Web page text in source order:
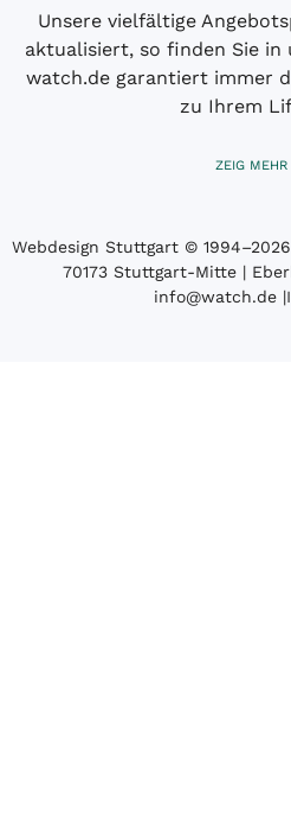
Unsere vielfältige
aktualisiert, so finden Sie
watch.de garantiert immer
zu Ihrem
ZEIG MEHR
Webdesign Stuttgart ©
70173 Stuttgart-Mitte |
info@watch.de |